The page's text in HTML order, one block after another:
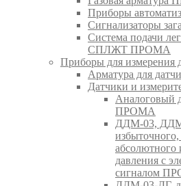
Приборы
Сигнализаторы
Система подачи
СПЛЖТ ПРОМА
Приборы для
Арматура для
Датчики и
Аналоговый
ПРОМА
ДДМ-03,
абсолютного
давления с
сигналом